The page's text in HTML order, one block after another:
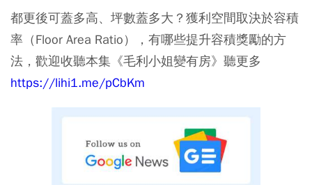
都更後可蓋多高、坪數蓋多大？獲利空間取決於容積
率（Floor Area Ratio）
，有哪些提升容積獎勵的方
法，歡迎收聽本集《毛利小姐變有房》聽更多
https://lihi1.me/pCbKm